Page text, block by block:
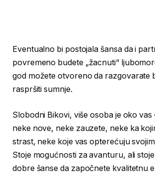
Eventualno bi postojala šansa da i
povremeno budete „žacnuti“
god možete otvoreno da razgovarate
raspršiti sumnje.
Slobodni Bikovi, više osoba je oko vas
neke nove, neke zauzete, neke ka
strast, neke koje vas opterećuju
Stoje mogućnosti za avanturu, ali
dobre šanse da započnete kvalitetnu